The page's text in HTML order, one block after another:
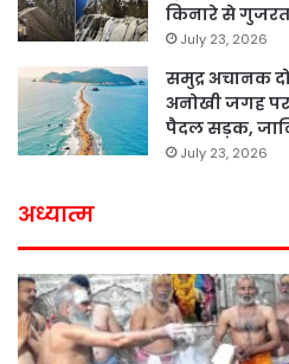
किनारे से
July 23, 2026
समुद्र अचानक
अनोखी जगह
पैदल सड़क,
July 23, 2026
अध्यात्म